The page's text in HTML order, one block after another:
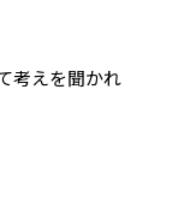
考えを聞かれ